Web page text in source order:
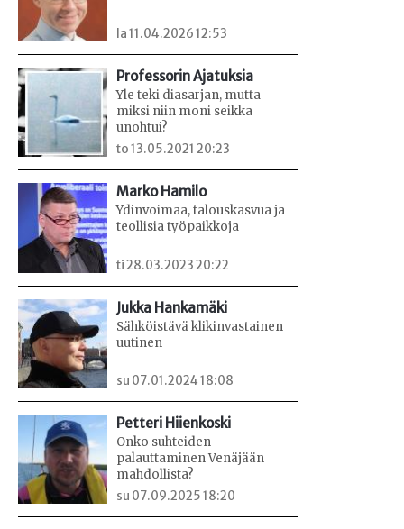
la 11.04.2026 12:53
Professorin Ajatuksia
Yle teki diasarjan, mutta
miksi niin moni seikka
unohtui?
to 13.05.2021 20:23
Marko Hamilo
Ydinvoimaa, talouskasvua ja
teollisia työpaikkoja
ti 28.03.2023 20:22
Jukka Hankamäki
Sähköistävä klikinvastainen
uutinen
su 07.01.2024 18:08
Petteri Hiienkoski
Onko suhteiden
palauttaminen Venäjään
mahdollista?
su 07.09.2025 18:20